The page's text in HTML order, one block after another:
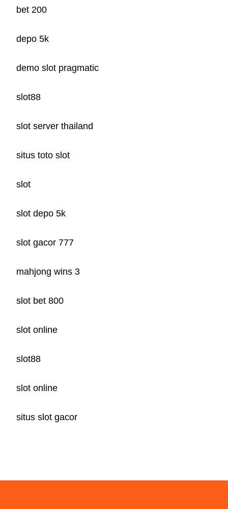
bet 200
depo 5k
demo slot pragmatic
slot88
slot server thailand
situs toto slot
slot
slot depo 5k
slot gacor 777
mahjong wins 3
slot bet 800
slot online
slot88
slot online
situs slot gacor